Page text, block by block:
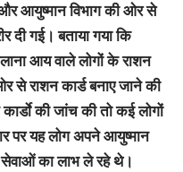
और आयुष्मान विभाग की ओर से
दी गई। बताया गया कि
आय वाले लोगों के राशन
से राशन कार्ड बनाए जाने की
की जांच की तो कई लोगों
पर यह लोग अपने आयुष्मान
सेवाओं का लाभ ले रहे थे।